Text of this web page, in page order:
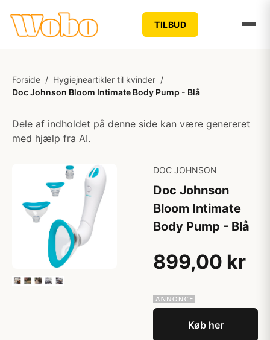
TILBUD
Forside / Hygiejneartikler til kvinder /
Doc Johnson Bloom Intimate Body Pump - Blå
Dele af indholdet på denne side kan være genereret
med hjælp fra AI.
DOC JOHNSON
Doc Johnson
Bloom Intimate
Body Pump - Blå
899,00 kr
Køb her